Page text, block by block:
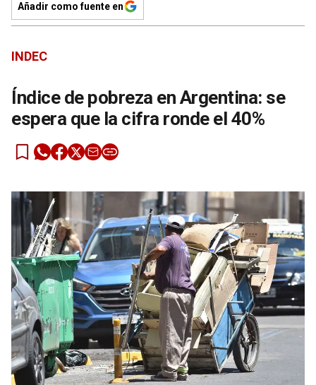
Añadir como fuente en
INDEC
Índice de pobreza en Argentina: se
espera que la cifra ronde el 40%